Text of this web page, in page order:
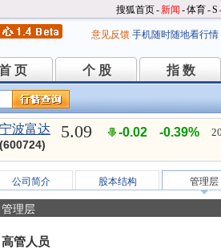
搜狐首页-新闻 -体育-S
意见反馈 手机随时随地看行情
页
页 个 股
个 股 指 数
指 数
宁波富达
(600724)
5.09 -0.02 -0.39%
公司简介 股本结构 管理层
管理层
高管人员